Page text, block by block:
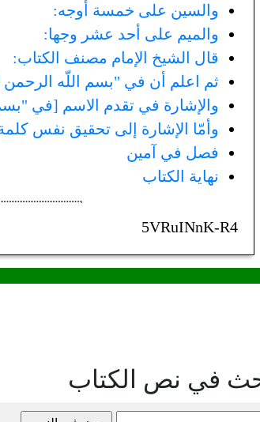
والسين على خمسة أوجه:
والميم على أحد عشر وجها:
قال الشيخ الإمام مصنف الكتاب:
ثم اعلم أن في "بسم اللّه الرحمن
والإشارة في تقدم الاسم [في
وأمّا الإشارة إلى تحقيق نفس
فصل في آمين
نهاية الكتاب
5VRuINnK-R4
في نص الكتاب